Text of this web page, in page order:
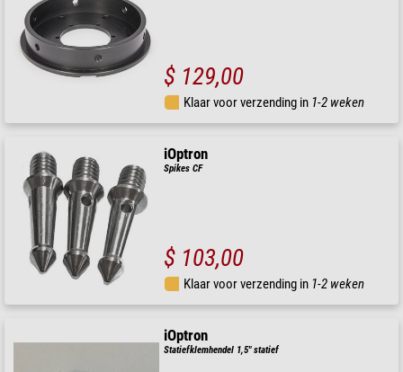
$ 129,00
Klaar voor verzending in 1-2 weken
iOptron
Spikes CF
$ 103,00
Klaar voor verzending in 1-2 weken
iOptron
Statiefklemhendel 1,5" statief